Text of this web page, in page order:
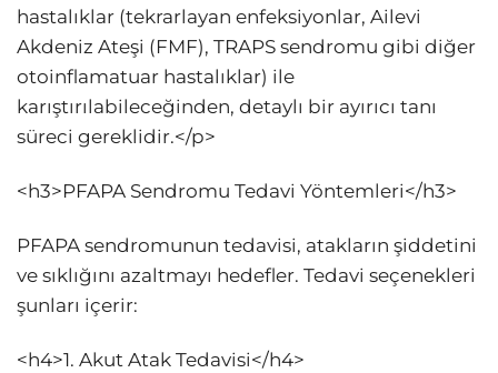
hastalıklar (tekrarlayan enfeksiyonlar, Ailevi
Akdeniz Ateşi (FMF), TRAPS sendromu gibi diğer
otoinflamatuar hastalıklar) ile
karıştırılabileceğinden, detaylı bir ayırıcı tanı
süreci gereklidir.</p>
<h3>PFAPA Sendromu Tedavi Yöntemleri</h3>
PFAPA sendromunun tedavisi, atakların şiddetini
ve sıklığını azaltmayı hedefler. Tedavi seçenekleri
şunları içerir:
<h4>1. Akut Atak Tedavisi</h4>